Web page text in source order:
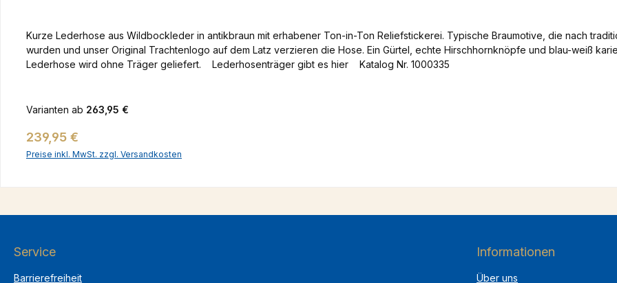
Kurze Lederhose aus Wildbockleder in antikbraun mit erhabener Ton-in-Ton Reliefstickerei. Typische Braumotive, die nach
wurden und unser Original Trachtenlogo auf dem Latz verzieren die Hose. Ein Gürtel, echte Hirschhornknöpfe und blau-weiß
Lederhose wird ohne Träger geliefert. Lederhosenträger gibt es hier Katalog Nr. 1000335
Varianten ab 263,95 €
Regulärer Preis:
239,95 €
Preise inkl. MwSt. zzgl. Versandkosten
Service
Barrierefreiheit
Informationen
Über uns